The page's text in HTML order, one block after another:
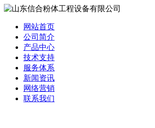
网站首页
公司简介
产品中心
技术支持
服务体系
新闻资讯
网络营销
联系我们